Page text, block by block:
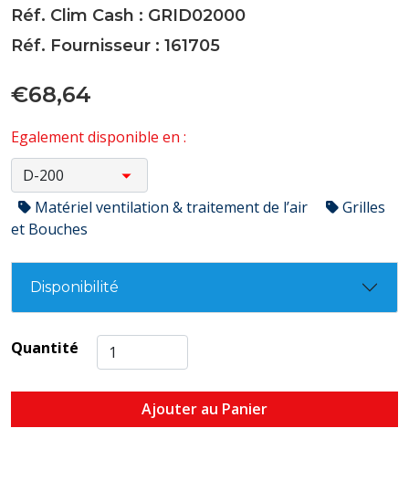
Réf. Clim Cash : GRID02000
Réf. Fournisseur : 161705
€68,64
Egalement disponible en :
Matériel ventilation & traitement de l’air
Grilles
et Bouches
Disponibilité
Quantité
Ajouter au Panier